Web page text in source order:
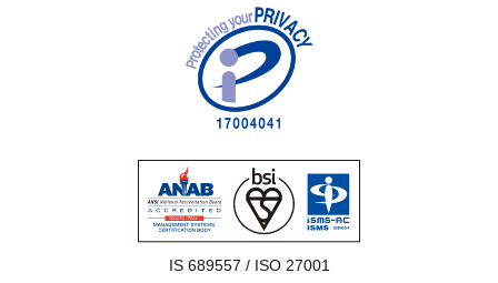
IS 689557 / ISO 27001